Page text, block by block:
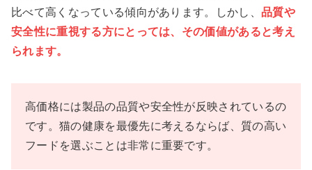
比べて高くなっている傾向があります。しかし、品質や
安全性に重視する方にとっては、その価値があると考え
られます。
高価格には製品の品質や安全性が反映されているの
です。猫の健康を最優先に考えるならば、質の高い
フードを選ぶことは非常に重要です。